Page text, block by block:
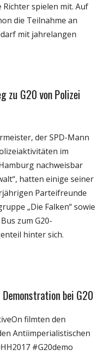
Richter spielen mit. Auf
die Teilnahme an
mit jahrelangen
zu G20 von Polizei
der SPD-Mann
im
nachweisbar
hatten einige seiner
Parteifreunde
„Die Falken“ sowie
zum G20-
hinter sich.
bei G20
filmten den
Antiimperialistischen
#G20demo